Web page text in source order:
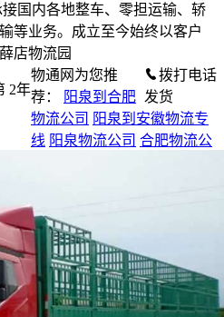
国内各地整车、零担运输、轿
等业务。成立至今始终以客户
店物流园
2年
拨打电话
发货
物通网为您推
荐：
阳泉到合肥
物流公司 阳泉到安徽物流专
线 阳泉物流公司 合肥物流公